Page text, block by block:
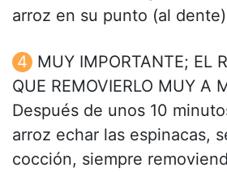
arroz en su punto (al
MUY IMPORTANTE; EL
QUE REMOVIERLO MUY A
Después de unos 10
arroz echar las espinacas,
cocción, siempre